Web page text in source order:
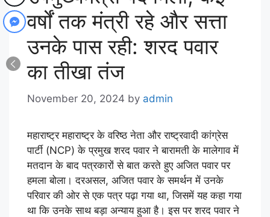
वर्षों तक मंत्री रहे और सत्ता
उनके पास रही: शरद पवार
का तीखा तंज
November 20, 2024 by admin
महाराष्ट्र महाराष्ट्र के वरिष्ठ नेता और राष्ट्रवादी कांग्रेस
पार्टी (NCP) के प्रमुख शरद पवार ने बारामती के मालेगाव में
मतदान के बाद पत्रकारों से बात करते हुए अजित पवार पर
हमला बोला। दरअसल, अजित पवार के समर्थन में उनके
परिवार की ओर से एक पत्र पढ़ा गया था, जिसमें यह कहा गया
था कि उनके साथ बड़ा अन्याय हुआ है। इस पर शरद पवार ने